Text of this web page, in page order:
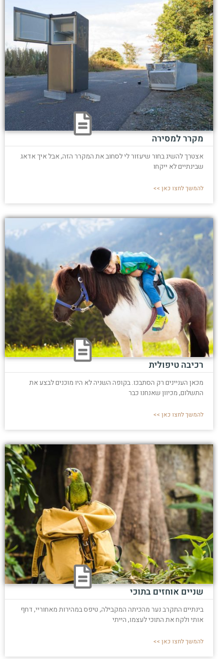
מקרר למסירה
אצטרך להשיג בחור שיעזור לי לסחוב את המקרר הזה, אבל איך אדאג
שבינתיים לא ייקחו
להמשך לחצו כאן >>
רכיבה טיפולית
מכאן העניינים רק הסתבכו. בקופה השניה לא היו מוכנים לבצע את
התשלום, מכיוון שאנחנו כבר
להמשך לחצו כאן >>
שניים אוחזים בתוכי
בינתיים התקרב נער מהכיתה המקבילה, טיפס במהירות מאחוריי, דחף
אותי ולקח את התוכי לעצמו, הייתי
להמשך לחצו כאן >>